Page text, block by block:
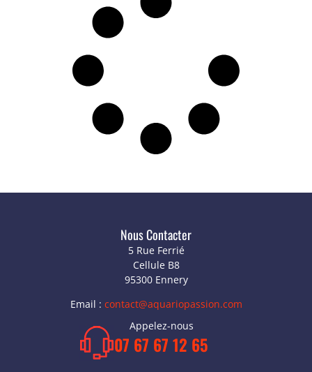
Nous Contacter
5 Rue Ferrié
Cellule B8
95300 Ennery
Email : contact@aquariopassion.com
Appelez-nous
07 67 67 12 65